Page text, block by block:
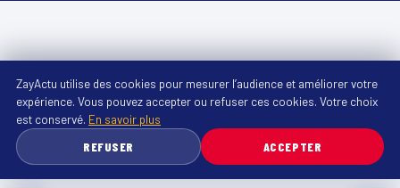
ZayActu utilise des cookies pour mesurer l’audience et améliorer votre
expérience. Vous pouvez accepter ou refuser ces cookies. Votre choix
est conservé. En savoir plus
REFUSER
ACCEPTER